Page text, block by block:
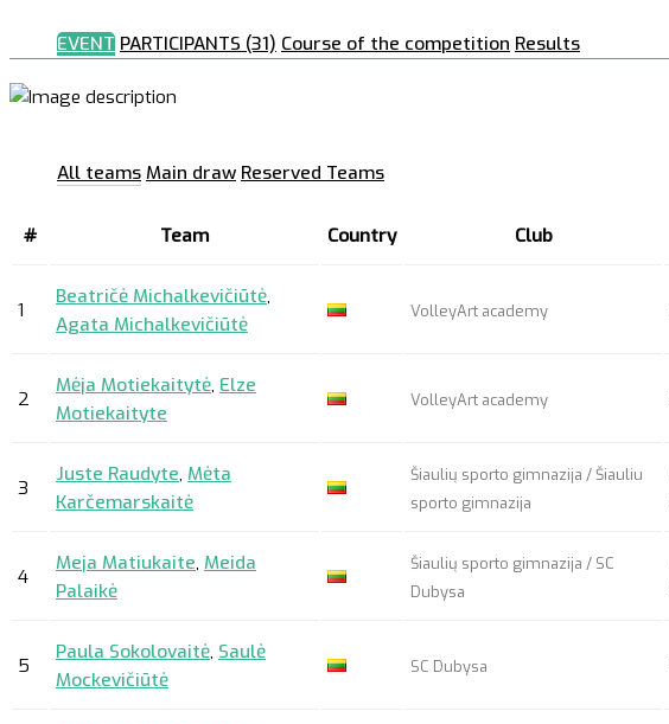
EVENT PARTICIPANTS (31) Course of the competition Results
All teams Main draw Reserved Teams
# Team Country Club
1
Beatričė Michalkevičiūtė,
Agata Michalkevičiūtė
VolleyArt academy
2
Mėja Motiekaitytė, Elze
Motiekaityte
VolleyArt academy
3
Juste Raudyte, Mėta
Karčemarskaitė
Šiaulių sporto gimnazija / Šiauliu
sporto gimnazija
4
Meja Matiukaite, Meida
Palaikė
Šiaulių sporto gimnazija / SC
Dubysa
5
Paula Sokolovaitė, Saulė
Mockevičiūtė
SC Dubysa